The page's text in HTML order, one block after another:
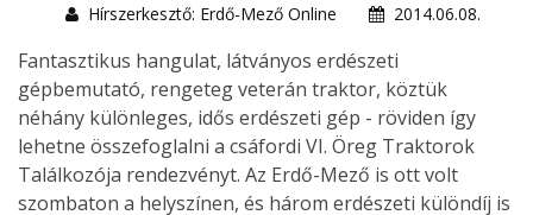
Hírszerkesztő: Erdő-Mező Online
2014.06.08.
Fantasztikus hangulat, látványos erdészeti
gépbemutató, rengeteg veterán traktor, köztük
néhány különleges, idős erdészeti gép - röviden így
lehetne összefoglalni a csáfordi VI. Öreg Traktorok
Találkozója rendezvényt. Az Erdő-Mező is ott volt
szombaton a helyszínen, és három erdészeti különdíj is